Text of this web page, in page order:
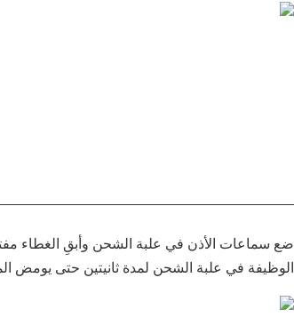
ضع سماعات الأذن في علبة الشحن وأبقِ الغطاء
الوظيفة في علبة الشحن لمدة ثانيتين حتى يومض